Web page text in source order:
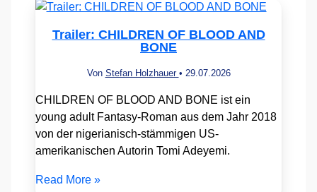
Trailer: CHILDREN OF BLOOD AND
BONE
Von Stefan Holzhauer • 29.07.2026
CHILDREN OF BLOOD AND BONE ist ein
young adult Fantasy-Roman aus dem Jahr 2018
von der nigerianisch-stämmigen US-
amerikanischen Autorin Tomi Adeyemi.
Read More »